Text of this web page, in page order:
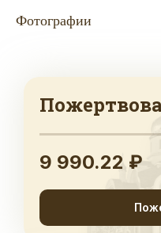
Фотографии
9 990.22 ₽